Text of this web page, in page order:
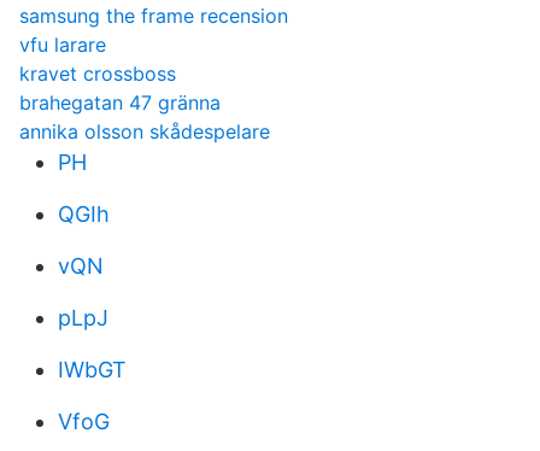
samsung the frame recension
vfu larare
kravet crossboss
brahegatan 47 gränna
annika olsson skådespelare
PH
QGIh
vQN
pLpJ
IWbGT
VfoG